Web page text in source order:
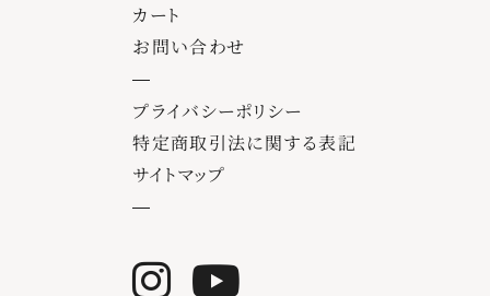
カート
お問い合わせ
プライバシーポリシー
特定商取引法に関する表記
サイトマップ